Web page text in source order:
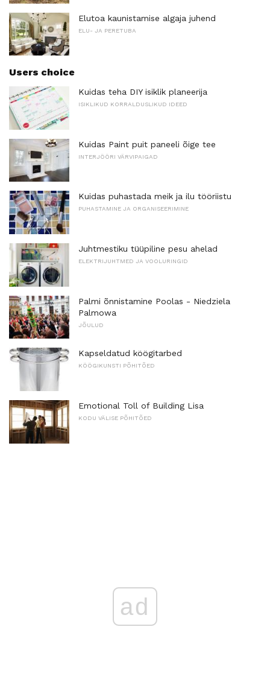
Elutoa kaunistamise algaja juhend
ELU- JA PERETUBA
Users choice
Kuidas teha DIY isiklik planeerija
ISIKLIKUD KORRALDUSLIKUD IDEED
Kuidas Paint puit paneeli õige tee
INTERJÖÖRI VÄRVIPAIGAD
Kuidas puhastada meik ja ilu tööriistu
PUHASTAMINE JA ORGANISEERIMINE
Juhtmestiku tüüpiline pesu ahelad
ELEKTRIJUHTMED JA VOOLURINGID
Palmi õnnistamine Poolas - Niedziela
Palmowa
JÕULUD
Kapseldatud köögitarbed
KÖÖGIKUNSTI PÕHITÕED
Emotional Toll of Building Lisa
KODU VÄLISE PÕHITÕED
ad